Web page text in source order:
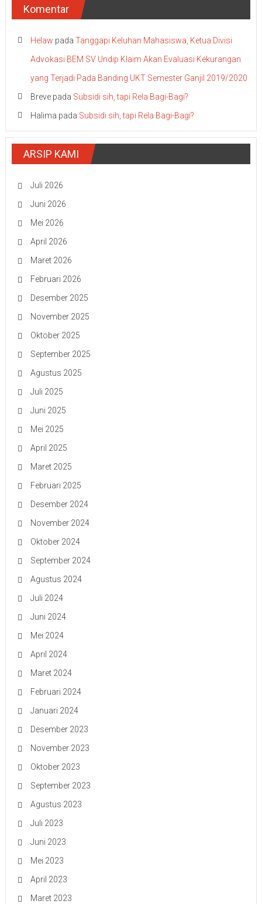
Komentar
Helaw pada Tanggapi Keluhan Mahasiswa, Ketua Divisi
Advokasi BEM SV Undip Klaim Akan Evaluasi Kekurangan
yang Terjadi Pada Banding UKT Semester Ganjil 2019/2020
Brevepada Subsidi sih, tapi Rela Bagi-Bagi?
Halima pada Subsidi sih, tapi Rela Bagi-Bagi?
ARSIP KAMI
Juli 2026
Juni 2026
Mei 2026
April 2026
Maret 2026
Februari 2026
Desember 2025
November 2025
Oktober 2025
September 2025
Agustus 2025
Juli 2025
Juni 2025
Mei 2025
April 2025
Maret 2025
Februari 2025
Desember 2024
November 2024
Oktober 2024
September 2024
Agustus 2024
Juli 2024
Juni 2024
Mei 2024
April 2024
Maret 2024
Februari 2024
Januari 2024
Desember 2023
November 2023
Oktober 2023
September 2023
Agustus 2023
Juli 2023
Juni 2023
Mei 2023
April 2023
Maret 2023